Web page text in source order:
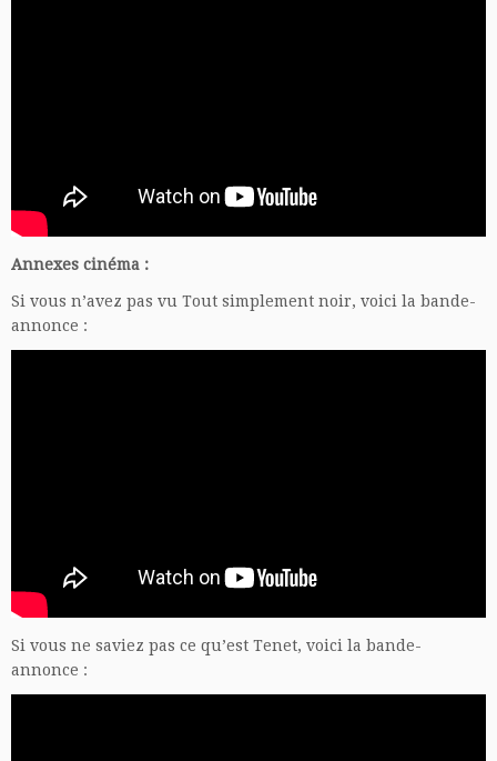
Annexes cinéma :
Si vous n’avez pas vu Tout simplement noir, voici la bande-
annonce :
Si vous ne saviez pas ce qu’est Tenet, voici la bande-
annonce :